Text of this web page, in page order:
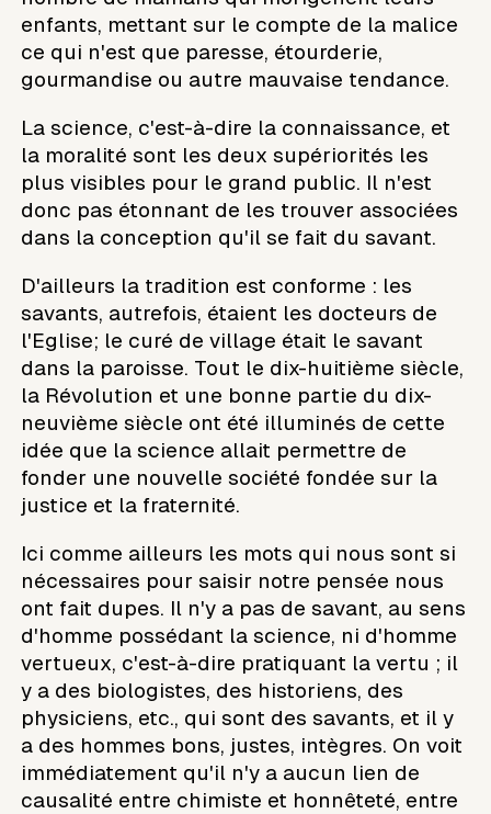
enfants, mettant sur le compte de la malice
ce qui n'est que paresse, étourderie,
gourmandise ou autre mauvaise tendance.
La science, c'est-à-dire la connaissance, et
la moralité sont les deux supériorités les
plus visibles pour le grand public. Il n'est
donc pas étonnant de les trouver associées
dans la conception qu'il se fait du savant.
D'ailleurs la tradition est conforme : les
savants, autrefois, étaient les docteurs de
l'Eglise; le curé de village était le savant
dans la paroisse. Tout le dix-huitième siècle,
la Révolution et une bonne partie du dix-
neuvième siècle ont été illuminés de cette
idée que la science allait permettre de
fonder une nouvelle société fondée sur la
justice et la fraternité.
Ici comme ailleurs les mots qui nous sont si
nécessaires pour saisir notre pensée nous
ont fait dupes. Il n'y a pas de savant, au sens
d'homme possédant la science, ni d'homme
vertueux, c'est-à-dire pratiquant la vertu ; il
y a des biologistes, des historiens, des
physiciens, etc., qui sont des savants, et il y
a des hommes bons, justes, intègres. On voit
immédiatement qu'il n'y a aucun lien de
causalité entre chimiste et honnêteté, entre